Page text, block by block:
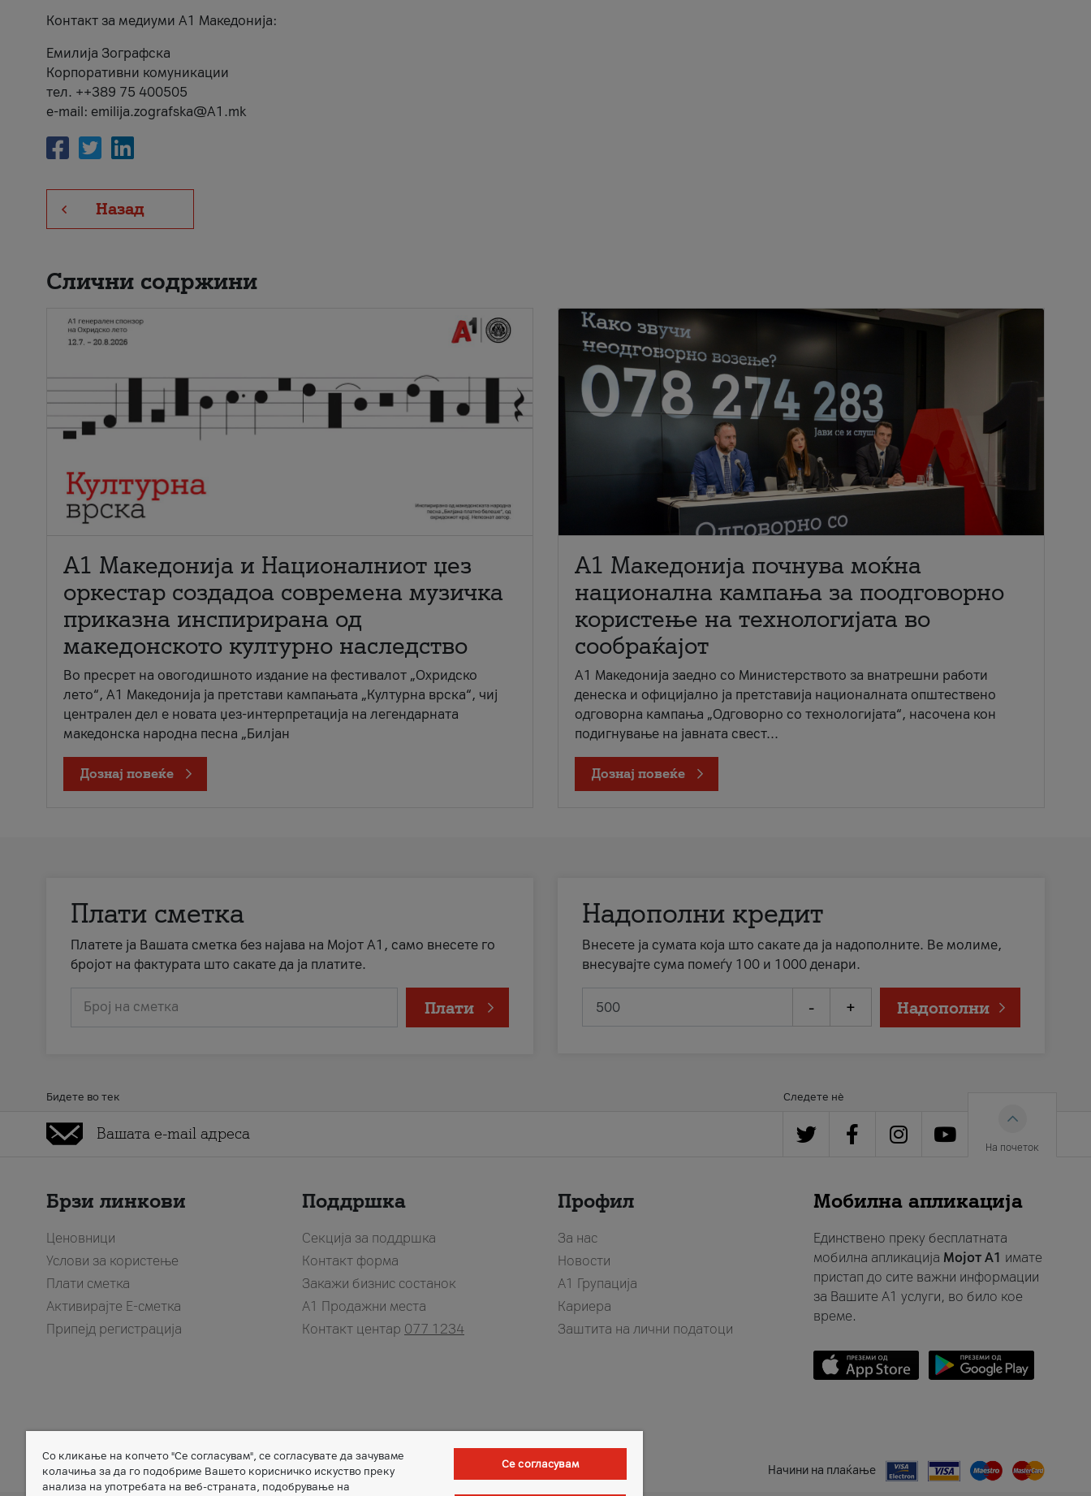
Контакт за медиуми А1 Македонија:
Емилија Зографска
Корпоративни комуникации
тел. ++389 75 400505
e-mail: emilija.zografska@A1.mk
Назад
Слични содржини
А1 Македонија и Националниот џез
оркестар создадоа современа музичка
приказна инспирирана од
македонското културно наследство
Во пресрет на овогодишното издание на фестивалот „Охридско
лето“, А1 Македонија ја претстави кампањата „Културна врска“, чиј
централен дел е новата џез-интерпретација на легендарната
македонска народна песна „Билјан
Дознај повеќе
A1 Македонија почнува моќна
национална кампања за поодговорно
користење на технологијата во
сообраќајот
A1 Македонија заедно со Министерството за внатрешни работи
денеска и официјално ја претставија националната општествено
одговорна кампања „Одговорно со технологијата“, насочена кон
подигнување на јавната свест...
Дознај повеќе
Плати сметка
Платете ја Вашата сметка без најава на Мојот А1, само внесете го
бројот на фактурата што сакате да ја платите.
Број на сметка Плати
Надополни кредит
Внесете ја сумата која што сакате да ја надополните. Ве молиме,
внесувајте сума помеѓу 100 и 1000 денари.
- + Надополни
Бидете во тек Следете нè
На почеток
Брзи линкови
Ценовници
Услови за користење
Плати сметка
Активирајте Е-сметка
Припејд регистрација
Поддршка
Секција за поддршка
Контакт форма
Закажи бизнис состанок
A1 Продажни места
Контакт центар 077 1234
Профил
За нас
Новости
А1 Групација
Кариера
Заштита на лични податоци
Мобилна апликација
Единствено преку бесплатната
мобилна апликација Мојот A1 имате
пристап до сите важни информации
за Вашите A1 услуги, во било кое
време.
Member of Начини на плаќање
Со кликање на копчето "Се согласувам", се согласувате да зачуваме
колачиња за да го подобриме Вашето корисничко искуство преку
анализа на употребата на веб-страната, подобрување на
Се согласувам